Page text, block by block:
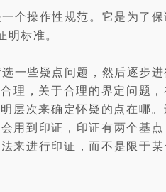
个操作性规范。它是为了
标准。
一些疑点问题，然后逐步
理，关于合理的界定问题
层次来确定怀疑的点在哪。
用到印证，印证有两个基点
来进行印证，而不是限于某